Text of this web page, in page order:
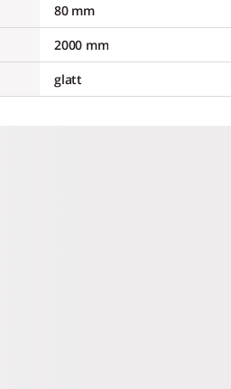
80 mm
2000 mm
glatt